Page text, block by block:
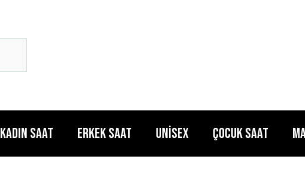
Kadın Saat Erkek Saat Unisex Çocuk Saat